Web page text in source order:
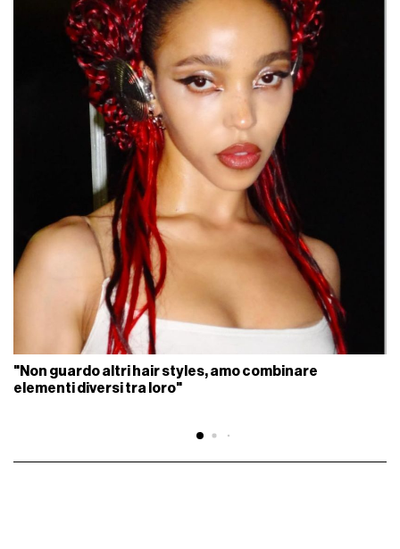
"Non guardo altri hair styles, amo combinare
elementi diversi tra loro"